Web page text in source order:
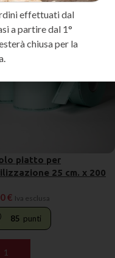
piatto per
25 cm. x 200
€ Iva esclusa
85 punti
AL CARRELLO
effettuati dal
a partire dal 1°
chiusa per la